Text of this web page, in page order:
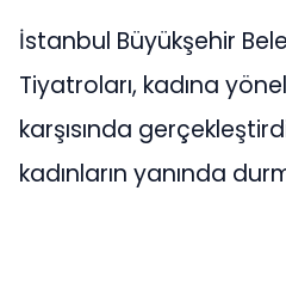
İstanbul Büyükşehir
Tiyatroları, kadına
karşısında
kadınların yanında